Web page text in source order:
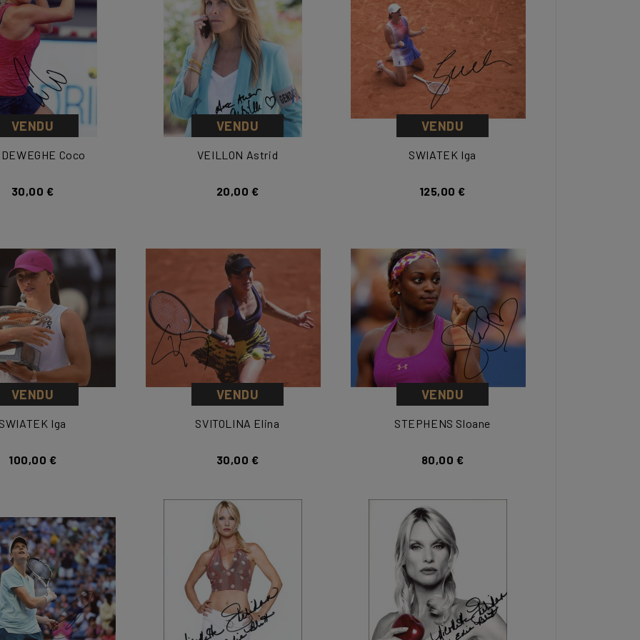
VENDU
Coco
30,00 €
VENDU
VEILLON Astrid
20,00 €
VENDU
SWIATEK Iga
125,00 €
VENDU
Iga
100,00 €
VENDU
SVITOLINA Elina
30,00 €
VENDU
STEPHENS Sloane
80,00 €